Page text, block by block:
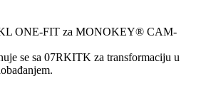
KL ONE-FIT za MONOKEY® CAM-
se sa 07RKITK za transformaciju u